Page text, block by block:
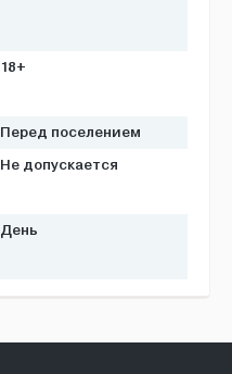
18+
Перед поселением
Не допускается
День